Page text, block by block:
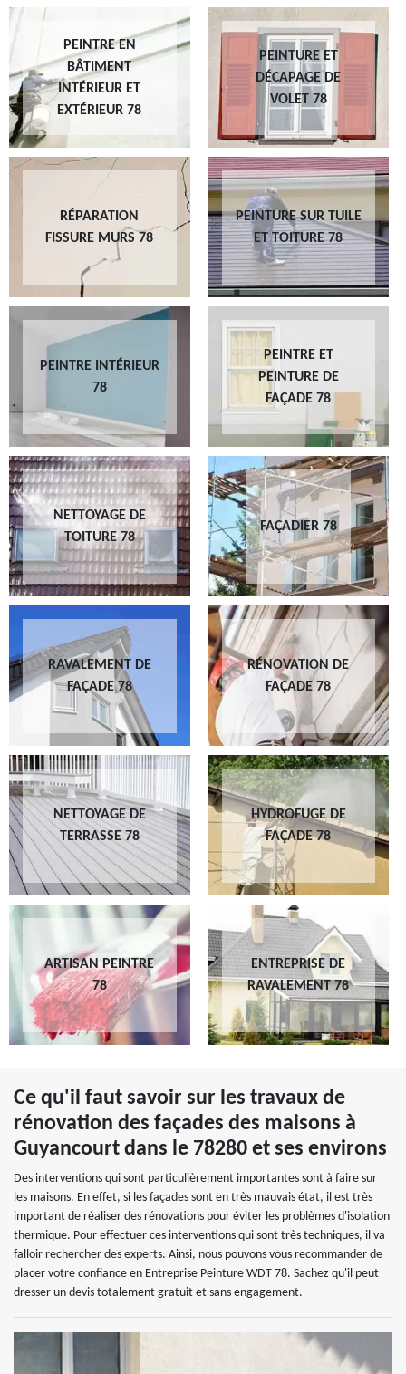
PEINTRE EN
BÂTIMENT
INTÉRIEUR ET
EXTÉRIEUR 78
PEINTURE ET
DÉCAPAGE DE
VOLET 78
RÉPARATION
FISSURE MURS 78
PEINTURE SUR TUILE
ET TOITURE 78
PEINTRE INTÉRIEUR
78
PEINTRE ET
PEINTURE DE
FAÇADE 78
NETTOYAGE DE
TOITURE 78
FAÇADIER 78
RAVALEMENT DE
FAÇADE 78
RÉNOVATION DE
FAÇADE 78
NETTOYAGE DE
TERRASSE 78
HYDROFUGE DE
FAÇADE 78
ARTISAN PEINTRE
78
ENTREPRISE DE
RAVALEMENT 78
Ce qu'il faut savoir sur les travaux de
rénovation des façades des maisons à
Guyancourt dans le 78280 et ses environs
Des interventions qui sont particulièrement importantes sont à faire sur
les maisons. En effet, si les façades sont en très mauvais état, il est très
important de réaliser des rénovations pour éviter les problèmes d'isolation
thermique. Pour effectuer ces interventions qui sont très techniques, il va
falloir rechercher des experts. Ainsi, nous pouvons vous recommander de
placer votre confiance en Entreprise Peinture WDT 78. Sachez qu'il peut
dresser un devis totalement gratuit et sans engagement.